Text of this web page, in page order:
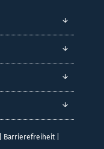
Barrierefreiheit|